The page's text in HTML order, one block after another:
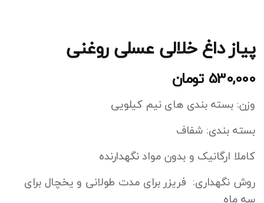
پیاز داغ خلالی عسلی روغنی
530,000 تومان
وزن: بسته بندی های نیم کیلویی
بسته بندی: شفاف
کاملا ارگانیک و بدون مواد نگهدارنده
روش نگهداری: فریزر برای مدت طولانی و یخچال برای
سه ماه